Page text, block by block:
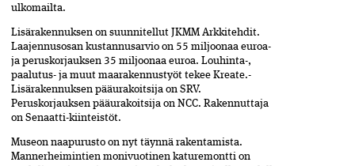
ulkomailta.
Lisärakennuksen on suunnitellut­ JKMM Arkkitehdit.
Laajennusosan­ kustannusarvio on 55 miljoonaa euroa­
ja peruskorjauksen 35 miljoonaa euroa. Louhinta-,
paalutus- ja muut maarakennustyöt tekee Kreate.­
Lisärakennuksen pääurakoitsija on SRV.
Peruskorjauksen pääurakoitsija­ on NCC. Rakennuttaja
on Senaatti-kiinteistöt.
Museon naapurusto on nyt täynnä­ rakentamista.
Mannerheimintien moni­vuotinen katuremontti on